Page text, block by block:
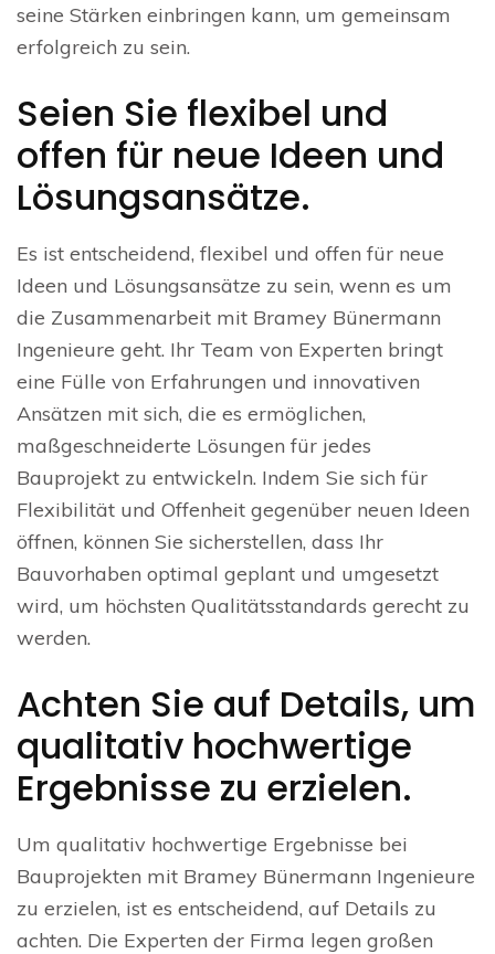
seine Stärken einbringen kann, um gemeinsam
erfolgreich zu sein.
Seien Sie flexibel und
offen für neue Ideen und
Lösungsansätze.
Es ist entscheidend, flexibel und offen für neue
Ideen und Lösungsansätze zu sein, wenn es um
die Zusammenarbeit mit Bramey Bünermann
Ingenieure geht. Ihr Team von Experten bringt
eine Fülle von Erfahrungen und innovativen
Ansätzen mit sich, die es ermöglichen,
maßgeschneiderte Lösungen für jedes
Bauprojekt zu entwickeln. Indem Sie sich für
Flexibilität und Offenheit gegenüber neuen Ideen
öffnen, können Sie sicherstellen, dass Ihr
Bauvorhaben optimal geplant und umgesetzt
wird, um höchsten Qualitätsstandards gerecht zu
werden.
Achten Sie auf Details, um
qualitativ hochwertige
Ergebnisse zu erzielen.
Um qualitativ hochwertige Ergebnisse bei
Bauprojekten mit Bramey Bünermann Ingenieure
zu erzielen, ist es entscheidend, auf Details zu
achten. Die Experten der Firma legen großen